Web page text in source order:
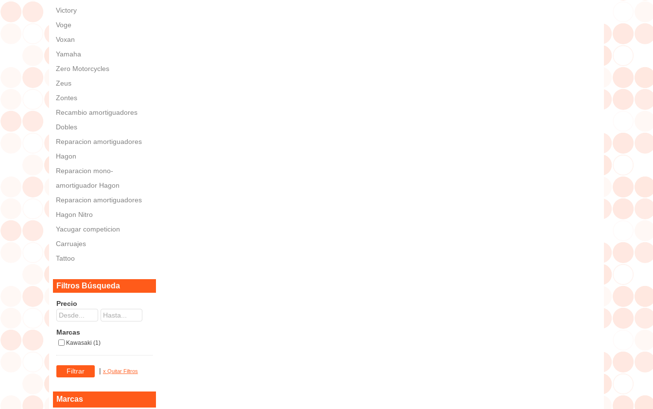
Victory
Voge
Voxan
Yamaha
Zero Motorcycles
Zeus
Zontes
Recambio amortiguadores
Dobles
Reparacion amortiguadores
Hagon
Reparacion mono-
amortiguador Hagon
Reparacion amortiguadores
Hagon Nitro
Yacugar competicion
Carruajes
Tattoo
Filtros Búsqueda
Precio
Marcas
Kawasaki (1)
| x Quitar Filtros
Marcas